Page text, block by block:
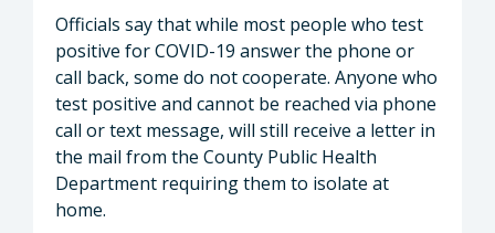
Officials say that while most people who test
positive for COVID-19 answer the phone or
call back, some do not cooperate. Anyone who
test positive and cannot be reached via phone
call or text message, will still receive a letter in
the mail from the County Public Health
Department requiring them to isolate at
home.